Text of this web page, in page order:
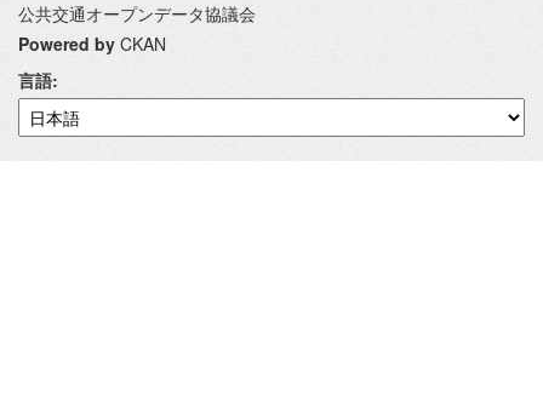
公共交通オープンデータ協議会
Powered by CKAN
言語